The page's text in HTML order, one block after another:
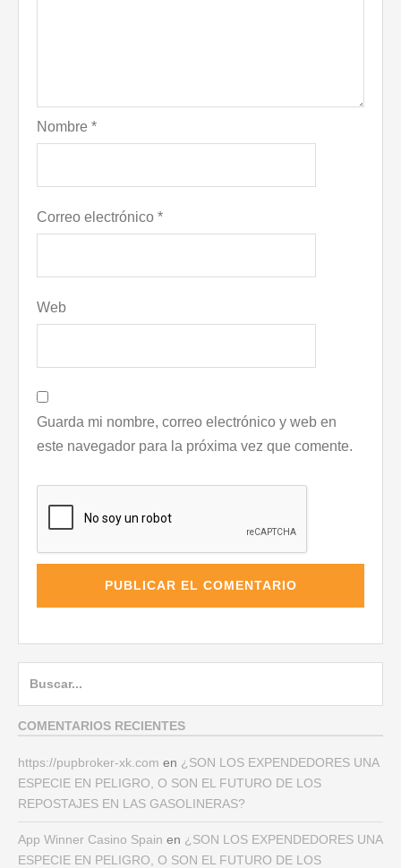
Nombre *
Correo electrónico *
Web
Guarda mi nombre, correo electrónico y web en
este navegador para la próxima vez que comente.
COMENTARIOS RECIENTES
https://pupbroker-xk.com en ¿SON LOS EXPENDEDORES UNA
ESPECIE EN PELIGRO, O SON EL FUTURO DE LOS
REPOSTAJES EN LAS GASOLINERAS?
App Winner Casino Spain en ¿SON LOS EXPENDEDORES UNA
ESPECIE EN PELIGRO, O SON EL FUTURO DE LOS